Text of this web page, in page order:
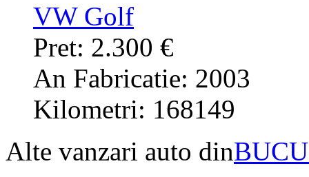
VW Golf
Pret: 2.300 €
An Fabricatie: 2003
Kilometri: 168149
Alte vanzari auto din